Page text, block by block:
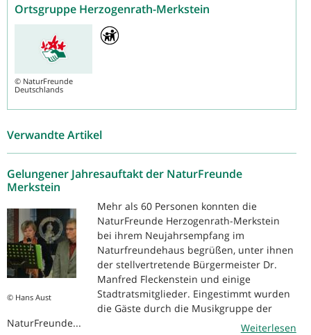
Ortsgruppe Herzogenrath-Merkstein
© NaturFreunde
Deutschlands
Verwandte Artikel
Gelungener Jahresauftakt der NaturFreunde
Merkstein
© Hans Aust
Mehr als 60 Personen konnten die
NaturFreunde Herzogenrath-Merkstein
bei ihrem Neujahrsempfang im
Naturfreundehaus begrüßen, unter ihnen
der stellvertretende Bürgermeister Dr.
Manfred Fleckenstein und einige
Stadtratsmitglieder. Eingestimmt wurden
die Gäste durch die Musikgruppe der
NaturFreunde...
Weiterlesen